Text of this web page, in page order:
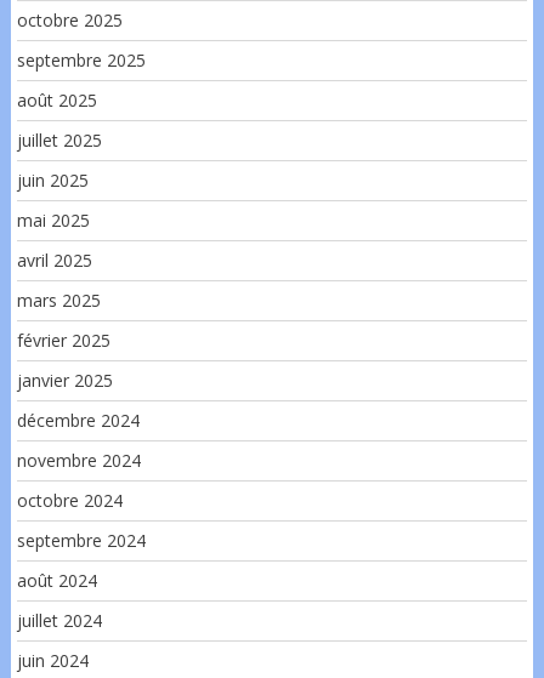
octobre 2025
septembre 2025
août 2025
juillet 2025
juin 2025
mai 2025
avril 2025
mars 2025
février 2025
janvier 2025
décembre 2024
novembre 2024
octobre 2024
septembre 2024
août 2024
juillet 2024
juin 2024